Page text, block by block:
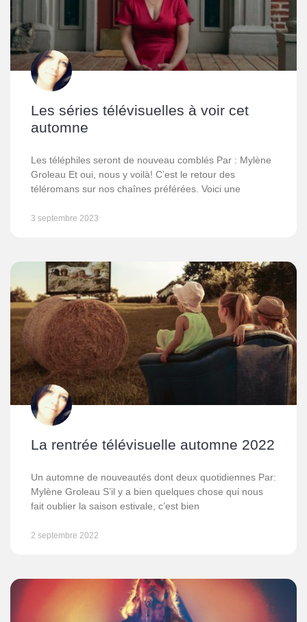
Les séries télévisuelles à voir cet
automne
Les téléphiles seront de nouveau comblés Par : Mylène
Groleau Et oui, nous y voilà! C’est le retour des
téléromans sur nos chaînes préférées. Voici une
3 septembre 2023
La rentrée télévisuelle automne 2022
Un automne de nouveautés dont deux quotidiennes Par:
Mylène Groleau S’il y a bien quelques chose qui nous
fait oublier la saison estivale, c’est bien
2 septembre 2022